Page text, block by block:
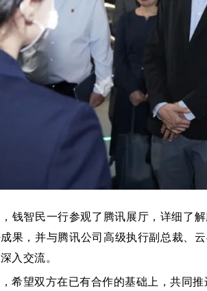
钱智民一行参观了腾讯展厅，详细了
果，并与腾讯公司高级执行副总裁、
入交流。
希望双方在已有合作的基础上，共同